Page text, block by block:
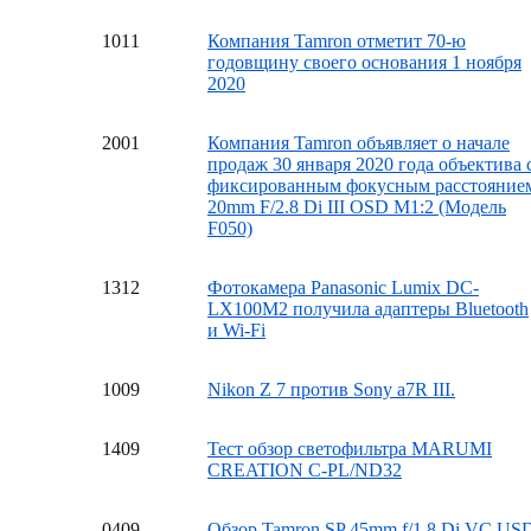
1011
Компания Tamron отметит 70-ю
годовщину своего основания 1 ноября
2020
2001
Компания Tamron объявляет о начале
продаж 30 января 2020 года объектива
фиксированным фокусным
20mm F/2.8 Di III OSD M1:2 (Модель
F050)
1312
Фотокамера Panasonic Lumix DC-
LX100M2 получила адаптеры Bluetooth
и Wi-Fi
1009 Nikon Z 7 против Sony a7R III.
1409
Тест обзор светофильтра MARUMI
CREATION C-PL/ND32